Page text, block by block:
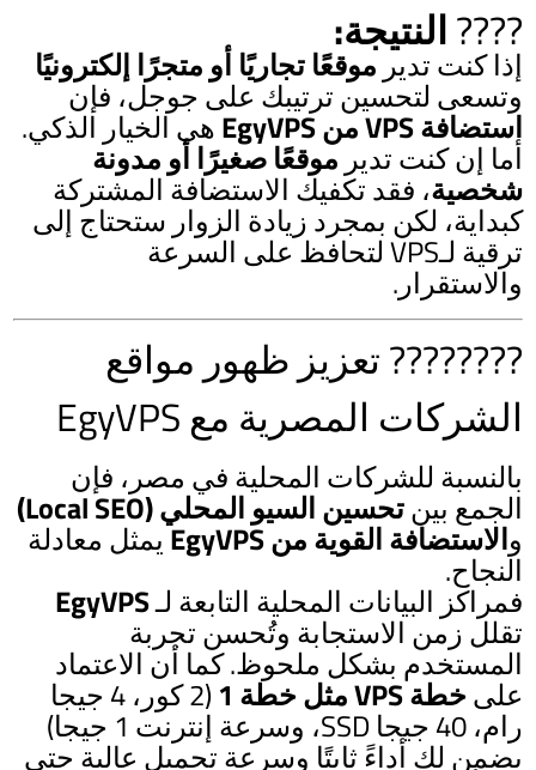
????النتيجة:
إذا كنت تديرموقعًا تجاريًا أو متجرًا إلكترونيًا
وتسعى لتحسين ترتيبك على جوجل، فإن
استضافة VPS من EgyVPS هي الخيار الذكي.
أما إن كنت تديرموقعًا صغيرًا أو مدونة
شخصية، فقد تكفيك الاستضافة المشتركة
كبداية، لكن بمجرد زيادة الزوار ستحتاج إلى
ترقية لـVPS لتحافظ على السرعة
والاستقرار.
???????? تعزيز ظهور مواقع
الشركات المصرية مع EgyVPS
بالنسبة للشركات المحلية في مصر، فإن
الجمع بينتحسين السيو المحلي (Local SEO)
والاستضافة القوية من EgyVPS يمثل معادلة
النجاح.
فمراكز البيانات المحلية التابعة لـEgyVPS
تقلل زمن الاستجابة وتُحسن تجربة
المستخدم بشكل ملحوظ. كما أن الاعتماد
علىخطة VPS مثل خطة 1 (2 كور، 4 جيجا
رام، 40 جيجا SSD، وسرعة إنترنت 1 جيجا)
يضمن لك أداءً ثابتًا وسرعة تحميل عالية حتى